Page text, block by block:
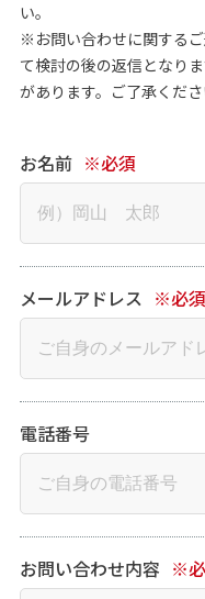
い。
※お問い合わせに関する
て検討の後の返信となり
があります。ご了承くださ
お名前 ※必須
メールアドレス ※必須
電話番号
お問い合わせ内容 ※